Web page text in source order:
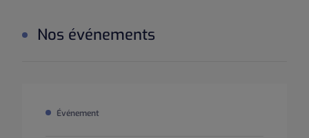
Nos événements
Événement